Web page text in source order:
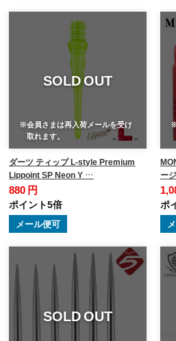
SOLD OUT
※会員さまは再入荷メールを受け
取れます。
ダーツ ティップ L-style Premium
Lippoint SP Neon Y …
880 円
ポイント5倍
メール便可
ー
ポ
SOLD OUT